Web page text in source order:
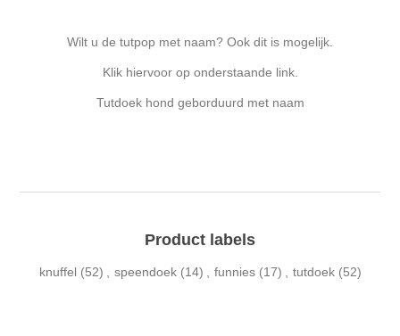
Wilt u de tutpop met naam? Ook dit is mogelijk.
Klik hiervoor op onderstaande link.
Tutdoek hond geborduurd met naam
Product labels
knuffel (52) speendoek (14) funnies (17) tutdoek (52)